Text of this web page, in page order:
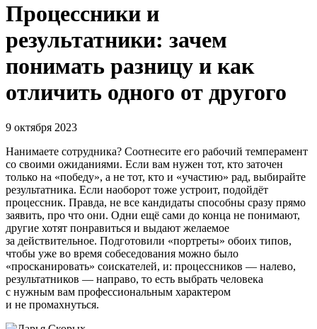
Процессники и
результатники: зачем
понимать разницу и как
отличить одного от другого
9 октября 2023
Нанимаете сотрудника? Соотнесите его рабочий темперамент
со своими ожиданиями. Если вам нужен тот, кто заточен
только на «победу», а не тот, кто и «участию» рад, выбирайте
результатника. Если наоборот тоже устроит, подойдёт
процессник. Правда, не все кандидаты способны сразу прямо
заявить, про что они. Одни ещё сами до конца не понимают,
другие хотят понравиться и выдают желаемое
за действительное. Подготовили «портреты» обоих типов,
чтобы уже во время собеседования можно было
«просканировать» соискателей, и: процессников — налево,
результатников — направо, то есть выбрать человека
с нужным вам профессиональным характером
и не промахнуться.